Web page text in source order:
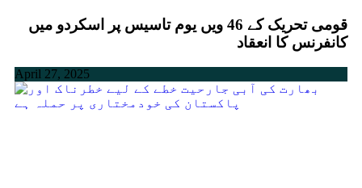
قومی تحریک کے 46 ویں یوم تاسیس پر اسکردو میں
کانفرنس کا انعقاد
April 27, 2025